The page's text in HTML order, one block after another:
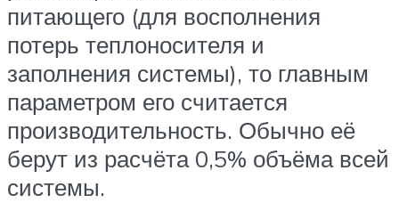
питающего (для восполнения
потерь теплоносителя и
заполнения системы), то главным
параметром его считается
производительность. Обычно её
берут из расчёта 0,5% объёма всей
системы.